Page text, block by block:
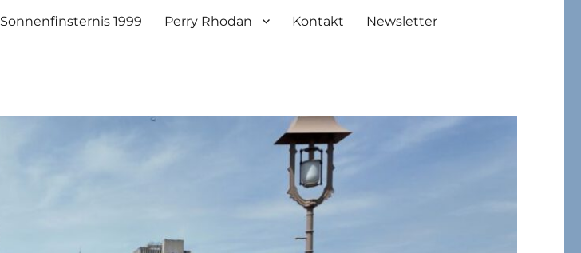
Sonnenfinsternis 1999 Perry Rhodan Kontakt Newsletter